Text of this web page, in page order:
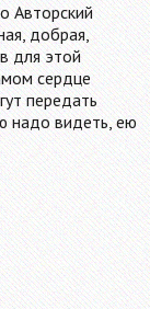
Авторский
добрая,
для этой
сердце
передать
надо видеть, ею